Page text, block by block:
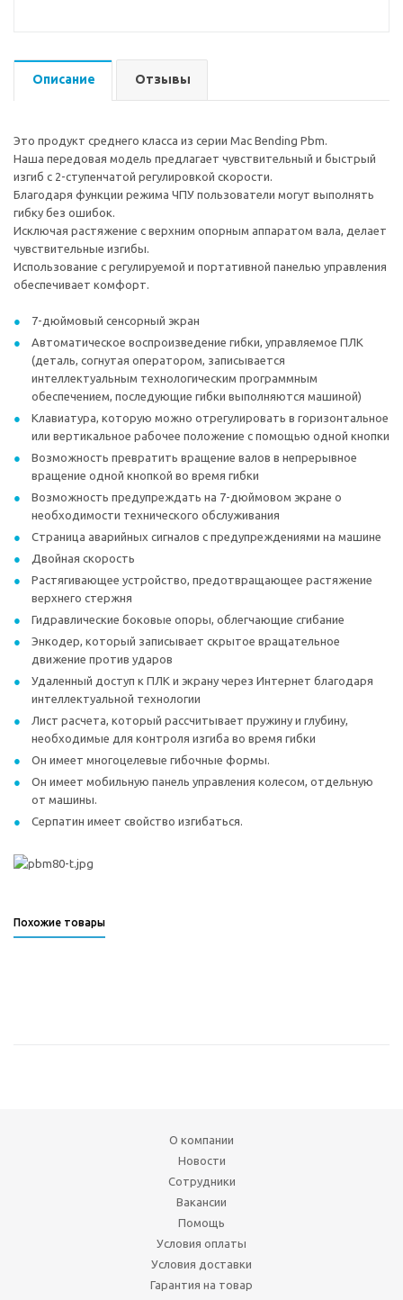
Описание Отзывы
Это продукт среднего класса из серии Mac Bending Pbm.
Наша передовая модель предлагает чувствительный и быстрый
изгиб с 2-ступенчатой регулировкой скорости.
Благодаря функции режима ЧПУ пользователи могут выполнять
гибку без ошибок.
Исключая растяжение с верхним опорным аппаратом вала, делает
чувствительные изгибы.
Использование с регулируемой и портативной панелью управления
обеспечивает комфорт.
7-дюймовый сенсорный экран
Автоматическое воспроизведение гибки, управляемое ПЛК
(деталь, согнутая оператором, записывается
интеллектуальным технологическим программным
обеспечением, последующие гибки выполняются машиной)
Клавиатура, которую можно отрегулировать в горизонтальное
или вертикальное рабочее положение с помощью одной кнопки
Возможность превратить вращение валов в непрерывное
вращение одной кнопкой во время гибки
Возможность предупреждать на 7-дюймовом экране о
необходимости технического обслуживания
Страница аварийных сигналов с предупреждениями на машине
Двойная скорость
Растягивающее устройство, предотвращающее растяжение
верхнего стержня
Гидравлические боковые опоры, облегчающие сгибание
Энкодер, который записывает скрытое вращательное
движение против ударов
Удаленный доступ к ПЛК и экрану через Интернет благодаря
интеллектуальной технологии
Лист расчета, который рассчитывает пружину и глубину,
необходимые для контроля изгиба во время гибки
Он имеет многоцелевые гибочные формы.
Он имеет мобильную панель управления колесом, отдельную
от машины.
Серпатин имеет свойство изгибаться.
Похожие товары
О компании
Новости
Сотрудники
Вакансии
Помощь
Условия оплаты
Условия доставки
Гарантия на товар